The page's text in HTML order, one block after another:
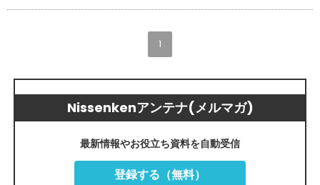
1
Nissenkenアンテナ(メルマガ)
最新情報やお役立ち資料を自動受信
登録する（無料）